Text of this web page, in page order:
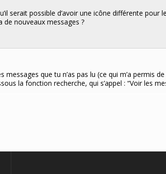
serait possible d’avoir une icône différente pour
de nouveaux messages ?
que tu n’as pas lu (ce qui m’a permis
la fonction recherche, qui s’appel : “Voir les